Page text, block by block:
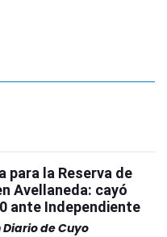
para la Reserva de
Avellaneda: cayó
ante Independiente
de Cuyo